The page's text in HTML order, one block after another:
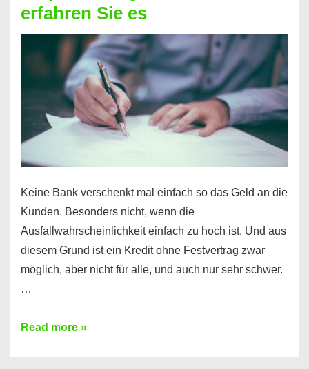
nicht
nur
für
Handy
möglich!
erfahren Sie es
Keine Bank verschenkt mal einfach so das Geld an die
Kunden. Besonders nicht, wenn die
Ausfallwahrscheinlichkeit einfach zu hoch ist. Und aus
diesem Grund ist ein Kredit ohne Festvertrag zwar
möglich, aber nicht für alle, und auch nur sehr schwer.
…
Ist
Read more »